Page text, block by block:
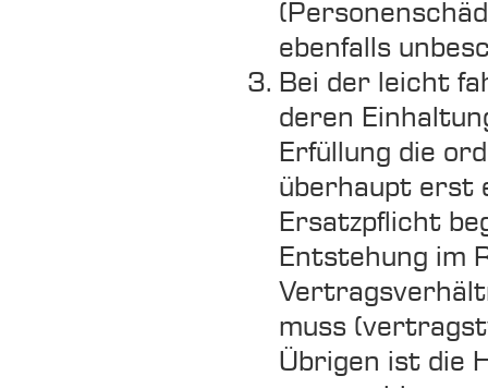
ebenfalls
Bei der leicht
deren
Erfüllung die
überhaupt erst
Ersatzpflicht
Entstehung im
muss
Übrigen ist die